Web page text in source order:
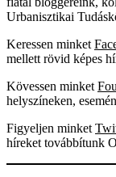
Urbanisztikai
Keressen minket
mellett rövid képes
Kövessen minket
helyszíneken,
Figyeljen minket
híreket továbbítunk